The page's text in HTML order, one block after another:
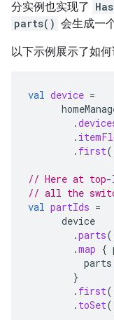
分实例也实现了
parts() 会生成一
以下示例展示了如
val device =
.
.
. first
// Here at top-
// all the
val partIds =
device
.parts
.map {
parts
}
. first
. toSet